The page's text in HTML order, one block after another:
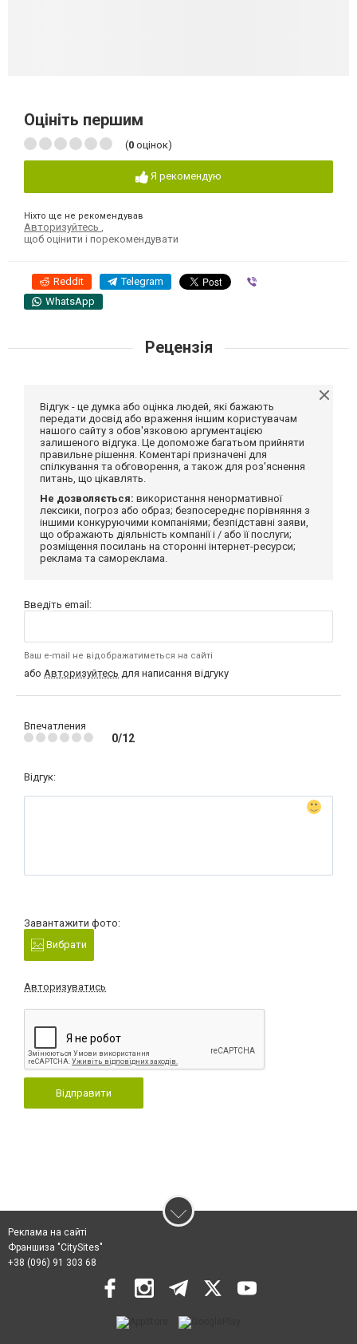
Оцініть першим
(0 оцінок)
Я рекомендую
Ніхто ще не рекомендував
Авторизуйтесь
щоб оцінити і порекомендувати
Reddit Telegram
WhatsApp
Рецензія
Відгук - це думка або оцінка людей, які бажають
передати досвід або враження іншим користувачам
нашого сайту з обов'язковою аргументацією
залишеного відгука. Це допоможе багатьом прийняти
правильне рішення. Коментарі призначені для
спілкування та обговорення, а також для роз'яснення
питань, що цікавлять.
Не дозволяється: використання ненормативної
лексики, погроз або образ; безпосереднє порівняння з
іншими конкуруючими компаніями; безпідставні заяви,
що ображають діяльність компанії і / або її послуги;
розміщення посилань на сторонні інтернет-ресурси;
реклама та самореклама.
Введіть email:
Ваш e-mail не відображатиметься на сайті
або Авторизуйтесь для написання відгуку
Впечатления
0/12
Відгук:
Завантажити фото:
Вибрати
Авторизуватись
Відправити
Реклама на сайті
Франшиза "CitySites"
+38 (096) 91 303 68